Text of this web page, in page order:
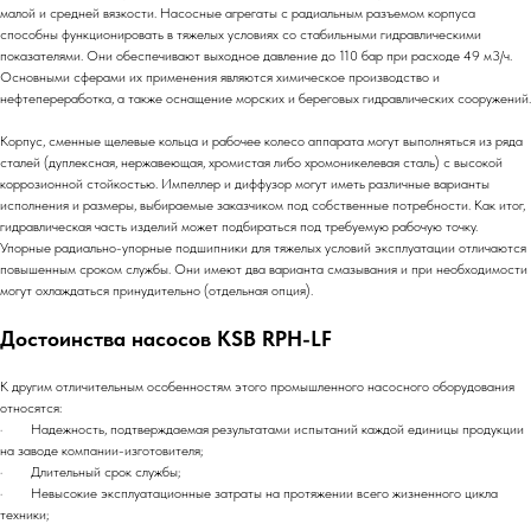
малой и средней вязкости. Насосные агрегаты с радиальным разъемом корпуса
способны функционировать в тяжелых условиях со стабильными гидравлическими
показателями. Они обеспечивают выходное давление до 110 бар при расходе 49 м3/ч.
Основными сферами их применения являются химическое производство и
нефтепереработка, а также оснащение морских и береговых гидравлических сооружений.
Корпус, сменные щелевые кольца и рабочее колесо аппарата могут выполняться из ряда
сталей (дуплексная, нержавеющая, хромистая либо хромоникелевая сталь) с высокой
коррозионной стойкостью. Импеллер и диффузор могут иметь различные варианты
исполнения и размеры, выбираемые заказчиком под собственные потребности. Как итог,
гидравлическая часть изделий может подбираться под требуемую рабочую точку.
Упорные радиально-упорные подшипники для тяжелых условий эксплуатации отличаются
повышенным сроком службы. Они имеют два варианта смазывания и при необходимости
могут охлаждаться принудительно (отдельная опция).
Достоинства насосов KSB RPH-LF
К другим отличительным особенностям этого промышленного насосного оборудования
относятся:
· Надежность, подтверждаемая результатами испытаний каждой единицы продукции
на заводе компании-изготовителя;
· Длительный срок службы;
· Невысокие эксплуатационные затраты на протяжении всего жизненного цикла
техники;